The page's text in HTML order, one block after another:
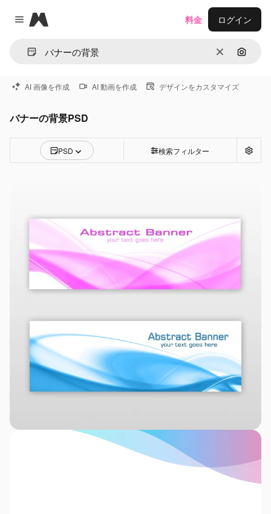
Close menu
Magnific
消去 画像で
料金 ログイン
AI 画像を作成 AI 動画を作成 デザインをカスタマイズ
バナーの背景PSD
PSD 検索フィルター